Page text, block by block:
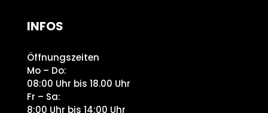
INFOS
Öffnungszeiten
Mo – Do:
08:00 Uhr bis 18.00 Uhr
Fr – Sa:
8:00 Uhr bis 14:00 Uhr